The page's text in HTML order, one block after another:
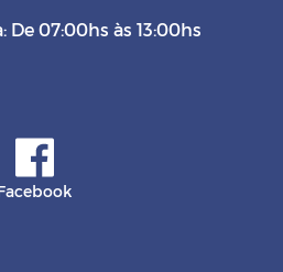
De 07:00hs às 13:00hs